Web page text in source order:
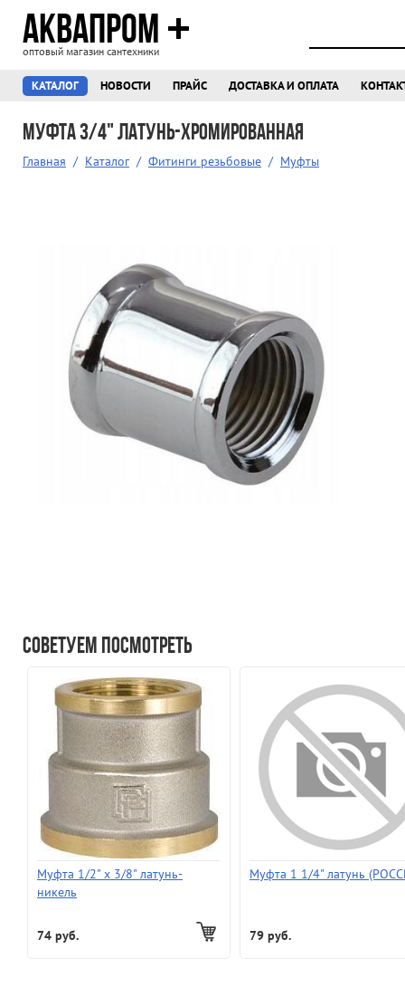
АКВАПРОМ
оптовый магазин сантехники
КАТАЛОГ НОВОСТИ ПРАЙС ДОСТАВКА И ОПЛАТА
Муфта 3/4" латунь-хромированная
Главная / Каталог / Фитинги резьбовые / Муфты
Советуем посмотреть
Муфта 1/2" х 3/8" латунь-
никель
74 руб.
Муфта 1 1/4" латунь
79 руб.